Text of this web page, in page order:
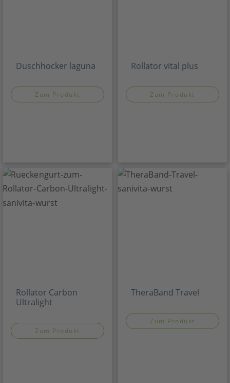
Duschhocker laguna
Zum Produkt
Rollator vital plus
Zum Produkt
Rollator Carbon
Ultralight
Zum Produkt
TheraBand Travel
Zum Produkt